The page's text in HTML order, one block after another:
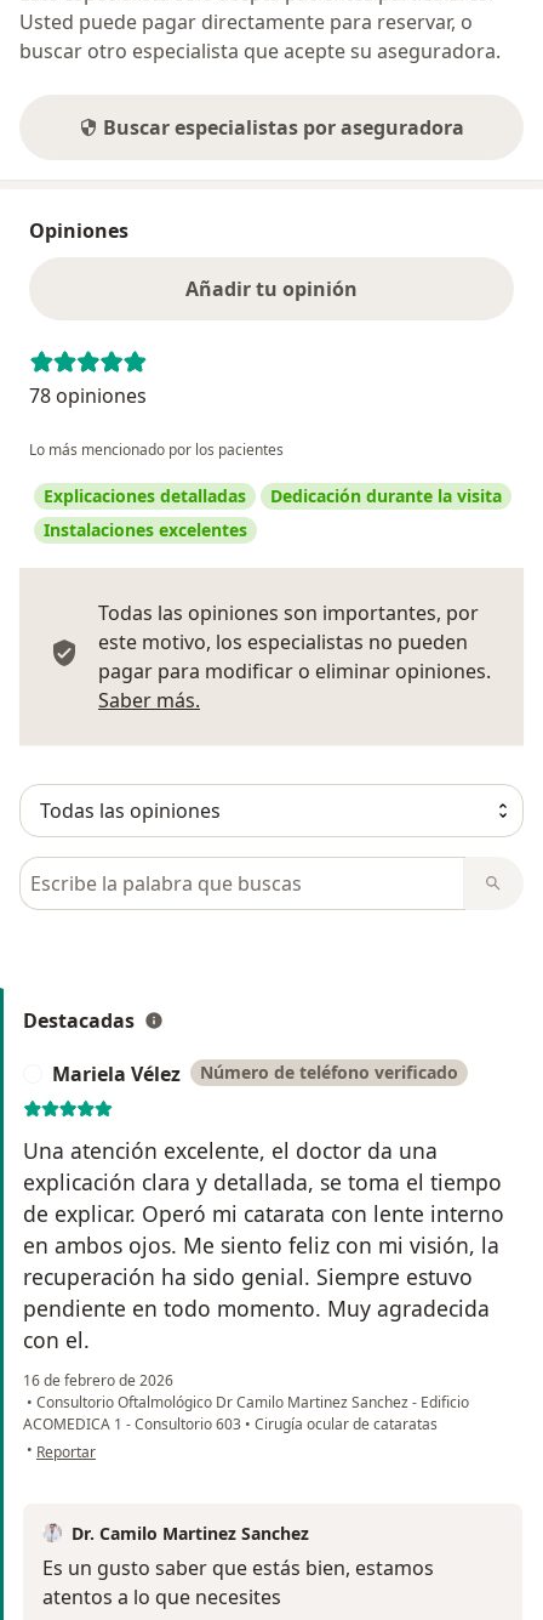
Usted puede pagar directamente para reservar, o
buscar otro especialista que acepte su aseguradora.
Buscar especialistas por aseguradora
Opiniones
Añadir tu opinión
78 opiniones
Lo más mencionado por los pacientes
Explicaciones detalladas
Dedicación durante la visita
Instalaciones excelentes
Todas las opiniones son importantes, por
este motivo, los especialistas no pueden
pagar para modificar o eliminar opiniones.
Saber más.
Busca en opiniones
Destacadas
Mariela Vélez Número de teléfono verificado
Una atención excelente, el doctor da una
explicación clara y detallada, se toma el tiempo
de explicar. Operó mi catarata con lente interno
en ambos ojos. Me siento feliz con mi visión, la
recuperación ha sido genial. Siempre estuvo
pendiente en todo momento. Muy agradecida
con el.
16 de febrero de 2026
• Consultorio Oftalmológico Dr Camilo Martinez Sanchez - Edificio
ACOMEDICA 1 - Consultorio 603 • Cirugía ocular de cataratas
• en opinión del usuario Mariela Vélez
Reportar
Dr. Camilo Martinez Sanchez
Es un gusto saber que estás bien, estamos
atentos a lo que necesites